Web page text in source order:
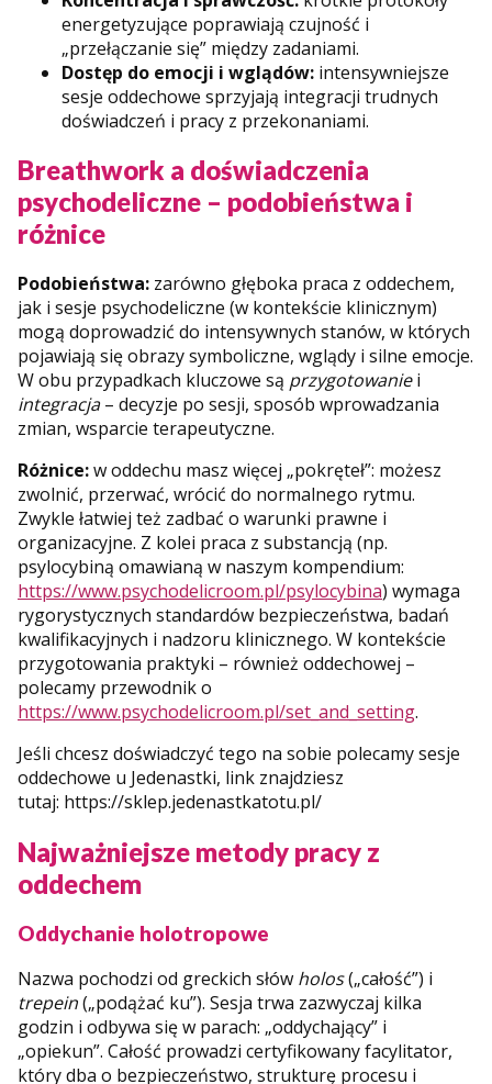
energetyzujące poprawiają czujność i
„przełączanie się” między zadaniami.
Dostęp do emocji i wglądów: intensywniejsze
sesje oddechowe sprzyjają integracji trudnych
doświadczeń i pracy z przekonaniami.
Breathwork a doświadczenia
psychodeliczne – podobieństwa i
różnice
Podobieństwa: zarówno głęboka praca z oddechem,
jak i sesje psychodeliczne (w kontekście klinicznym)
mogą doprowadzić do intensywnych stanów, w których
pojawiają się obrazy symboliczne, wglądy i silne emocje.
W obu przypadkach kluczowe są przygotowaniei
integracja– decyzje po sesji, sposób wprowadzania
zmian, wsparcie terapeutyczne.
Różnice:w oddechu masz więcej „pokręteł”: możesz
zwolnić, przerwać, wrócić do normalnego rytmu.
Zwykle łatwiej też zadbać o warunki prawne i
organizacyjne. Z kolei praca z substancją (np.
psylocybiną omawianą w naszym kompendium:
https://www.psychodelicroom.pl/psylocybina) wymaga
rygorystycznych standardów bezpieczeństwa, badań
kwalifikacyjnych i nadzoru klinicznego. W kontekście
przygotowania praktyki – również oddechowej –
polecamy przewodnik o
https://www.psychodelicroom.pl/set_and_setting.
Jeśli chcesz doświadczyć tego na sobie polecamy sesje
oddechowe u Jedenastki, link znajdziesz
tutaj: https://sklep.jedenastkatotu.pl/
Najważniejsze metody pracy z
oddechem
Oddychanie holotropowe
Nazwa pochodzi od greckich słów holos(„całość”) i
trepein(„podążać ku”). Sesja trwa zazwyczaj kilka
godzin i odbywa się w parach: „oddychający” i
„opiekun”. Całość prowadzi certyfikowany facylitator,
który dba o bezpieczeństwo, strukturę procesu i